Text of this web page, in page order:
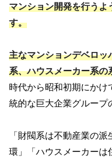
マンション開発を行うよ
す。
主なマンションデベロッ
系、ハウスメーカー系の
時代から昭和初期にかけ
統的な巨大企業グループ
「財閥系は不動産業の
環」「ハウスメーカーは